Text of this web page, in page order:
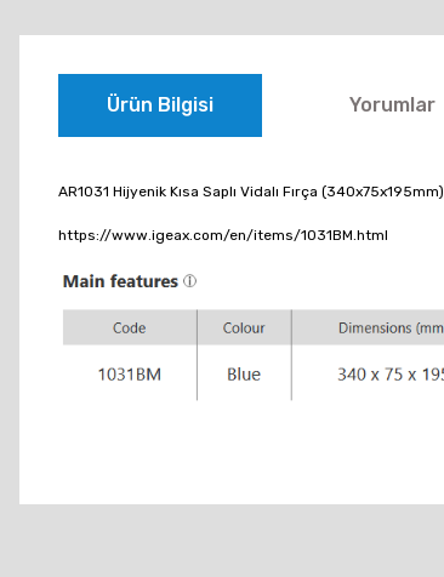
Ürün Bilgisi Yorumlar
AR1031 Hijyenik Kısa Saplı Vidalı Fırça (340x75x195mm)
https://www.igeax.com/en/items/1031BM.html